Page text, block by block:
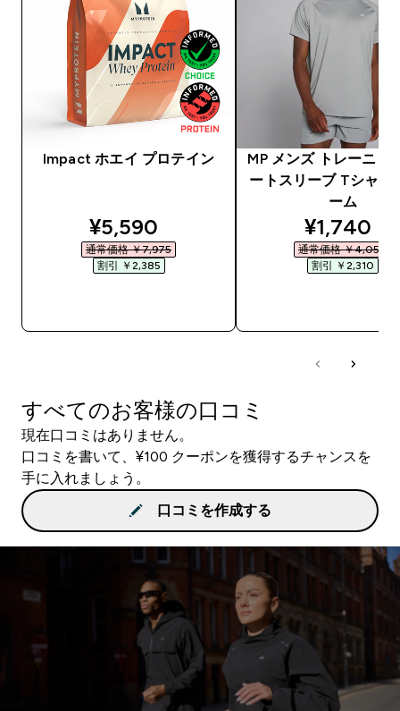
Impact ホエイ プロテイン
discounted price
¥5,590‎
通常価格 ￥7,975‎
割引 ￥2,385‎
MP メンズ トレーニン
ートスリーブ Tシャツ
ーム
¥1,740‎
通常価格 ￥4,050‎
割引 ￥2,310‎
すべてのお客様の口コミ
現在口コミはありません。
口コミを書いて、¥100 クーポンを獲得するチャンスを
手に入れましょう。
口コミを作成する